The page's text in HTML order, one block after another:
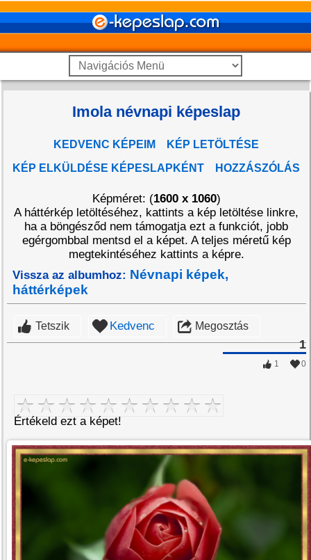
Imola névnapi képeslap
KEDVENC KÉPEIM
KÉP LETÖLTÉSE
KÉP ELKÜLDÉSE KÉPESLAPKÉNT
HOZZÁSZÓLÁS
Képméret: (1600 x 1060)
A háttérkép letöltéséhez, kattints a kép letöltése linkre,
ha a böngésződ nem támogatja ezt a funkciót, jobb
egérgombbal mentsd el a képet. A teljes méretű kép
megtekintéséhez kattints a képre.
Vissza az albumhoz: Névnapi képek,
háttérképek
Tetszik Kedvenc Megosztás
1
0
1
Értékeld ezt a képet!